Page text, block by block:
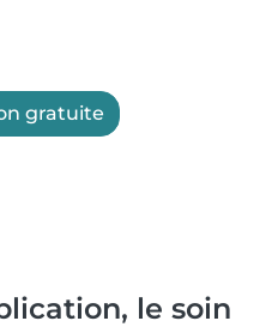
gratuite
le soin